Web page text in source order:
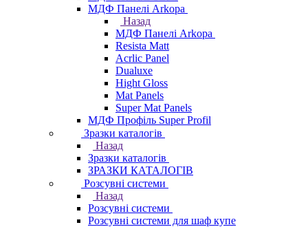
МДФ Панелі Arkopa
Назад
МДФ Панелі Arkopa
Resista Matt
Acrlic Panel
Dualuxe
Hight Gloss
Mat Panels
Super Mat Panels
МДФ Профіль Super Profil
Зразки каталогів
Назад
Зразки каталогів
ЗРАЗКИ КАТАЛОГІВ
Розсувні системи
Назад
Розсувні системи
Розсувні системи для шаф купе